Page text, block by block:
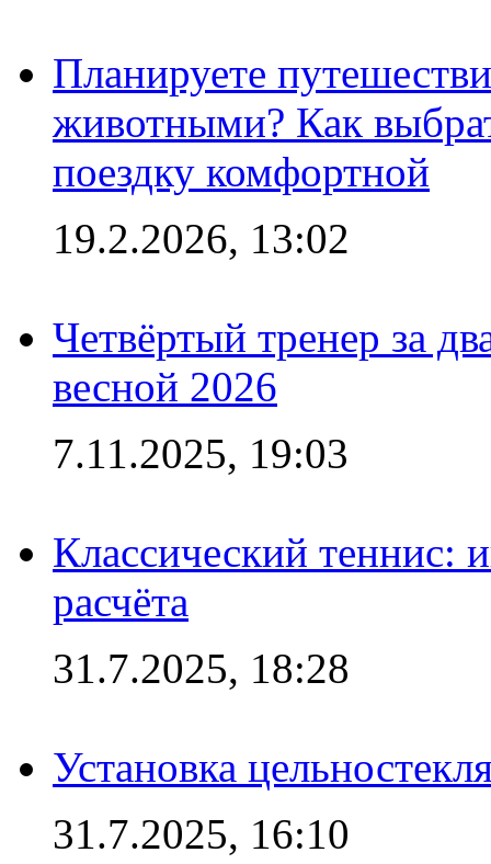
Планируете
животными? Как
поездку комфортной
19.2.2026, 13:02
Четвёртый тренер за
весной 2026
7.11.2025, 19:03
Классический теннис:
расчёта
31.7.2025, 18:28
Установка
31.7.2025, 16:10